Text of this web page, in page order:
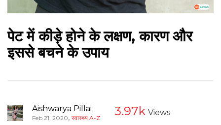
पेट में कीड़े होने के लक्षण, कारण और
इससे बचने के उपाय
Aishwarya Pillai
Feb 21, 2020, स्वास्थ्य A-Z 3.97k Views